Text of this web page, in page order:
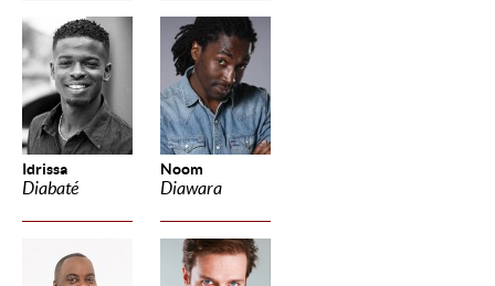
Idrissa
Diabaté
Noom
Diawara